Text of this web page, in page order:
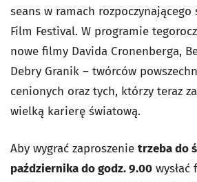
seans w ramach
Film Festival. W programie
nowe filmy Davida Cronenberga,
Debry Granik – twórców
cenionych oraz tych, którzy teraz
wielką karierę światową.
Aby wygrać zaproszenie trzeba do
października do godz. 9.00